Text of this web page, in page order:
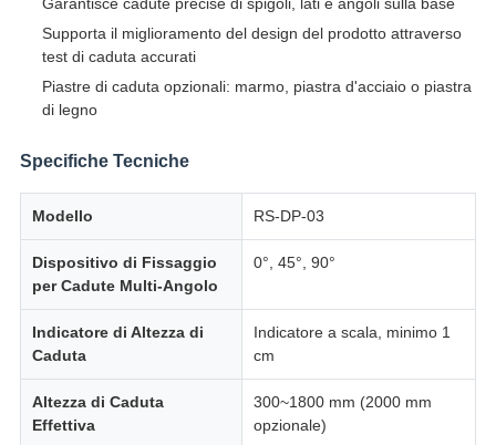
Garantisce cadute precise di spigoli, lati e angoli sulla base
Supporta il miglioramento del design del prodotto attraverso
test di caduta accurati
Piastre di caduta opzionali: marmo, piastra d'acciaio o piastra
di legno
Specifiche Tecniche
Modello RS-DP-03
Dispositivo di Fissaggio
per Cadute Multi-Angolo
0°, 45°, 90°
Indicatore di Altezza di
Caduta
Indicatore a scala, minimo 1
cm
Altezza di Caduta
Effettiva
300~1800 mm (2000 mm
opzionale)